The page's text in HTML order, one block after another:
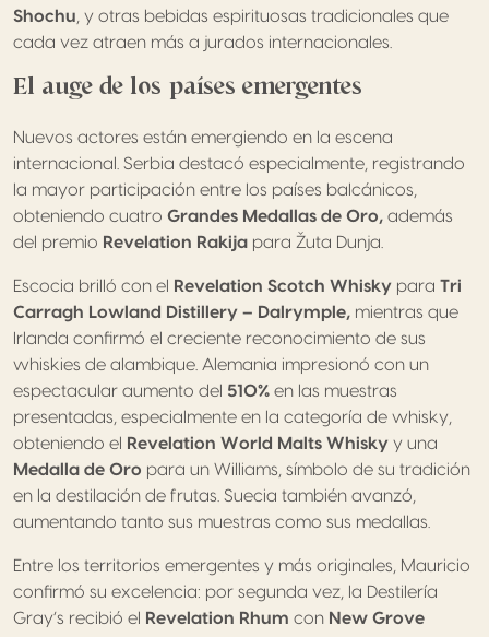
Shochu , y otras bebidas espirituosas tradicionales que
cada vez atraen más a jurados internacionales.
El auge de los países emergentes
Nuevos actores están emergiendo en la escena
internacional. Serbia destacó especialmente, registrando
la mayor participación entre los países balcánicos,
obteniendo cuatro Grandes Medallas de Oro, además
del premio Revelation Rakija para Žuta Dunja.
Escocia brilló con el Revelation Scotch Whisky para Tri
Carragh Lowland Distillery – Dalrymple, mientras que
Irlanda confirmó el creciente reconocimiento de sus
whiskies de alambique. Alemania impresionó con un
espectacular aumento del 510% en las muestras
presentadas, especialmente en la categoría de whisky,
obteniendo el Revelation World Malts Whisky y una
Medalla de Oro para un Williams, símbolo de su tradición
en la destilación de frutas. Suecia también avanzó,
aumentando tanto sus muestras como sus medallas.
Entre los territorios emergentes y más originales, Mauricio
confirmó su excelencia: por segunda vez, la Destilería
Gray’s recibió el Revelation Rhum con New Grove